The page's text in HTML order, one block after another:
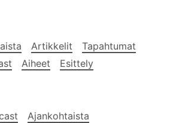
Artikkelit
Tapahtumat
Aiheet Esittely
Ajankohtaista